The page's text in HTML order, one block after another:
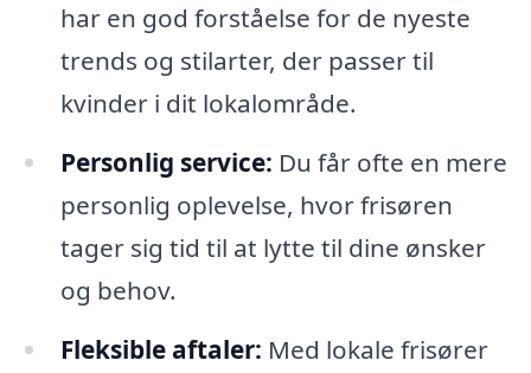
har en god forståelse for de nyeste
trends og stilarter, der passer til
kvinder i dit lokalområde.
Personlig service: Du får ofte en mere
personlig oplevelse, hvor frisøren
tager sig tid til at lytte til dine ønsker
og behov.
Fleksible aftaler: Med lokale frisører